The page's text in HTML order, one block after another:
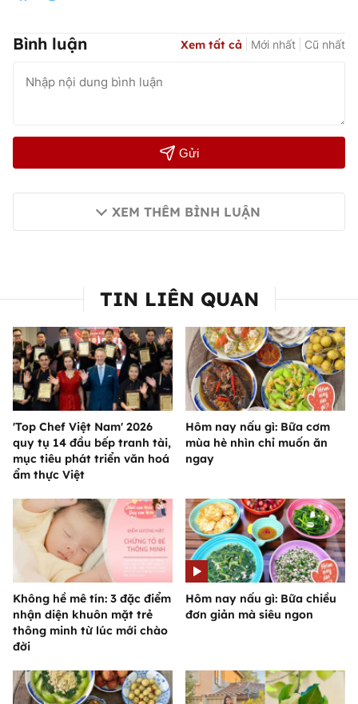
Bình luận Xem tất cả Mới nhất Cũ nhất
Gửi
XEM THÊM BÌNH LUẬN
TIN LIÊN QUAN
'Top Chef Việt Nam' 2026
quy tụ 14 đầu bếp tranh tài,
mục tiêu phát triển văn hoá
ẩm thực Việt
Hôm nay nấu gì: Bữa cơm
mùa hè nhìn chỉ muốn ăn
ngay
Không hề mê tín: 3 đặc điểm
nhận diện khuôn mặt trẻ
thông minh từ lúc mới chào
đời
Hôm nay nấu gì: Bữa chiều
đơn giản mà siêu ngon